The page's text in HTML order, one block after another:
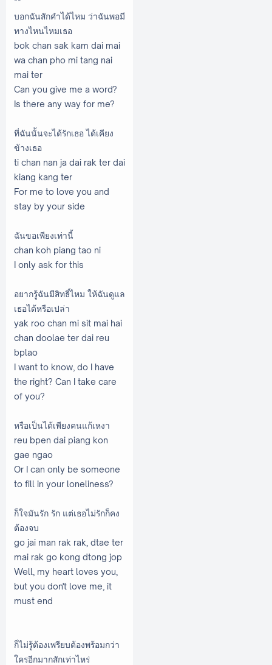
บอกฉันสักคำได้ไหม ว่าฉันพอมี
ทางไหนไหมเธอ
bok chan sak kam dai mai
wa chan pho mi tang nai
mai ter
Can you give me a word?
Is there any way for me?
ที่ฉันนั้นจะได้รักเธอ ได้เคียง
ข้างเธอ
ti chan nan ja dai rak ter dai
kiang kang ter
For me to love you and
stay by your side
ฉันขอเพียงเท่านี้
chan koh piang tao ni
I only ask for this
อยากรู้ฉันมีสิทธิ์ไหม ให้ฉันดูแล
เธอได้หรือเปล่า
yak roo chan mi sit mai hai
chan doolae ter dai reu
bplao
I want to know, do I have
the right? Can I take care
of you?
หรือเป็นได้เพียงคนแก้เหงา
reu bpen dai piang kon
gae ngao
Or I can only be someone
to fill in your loneliness?
ก็ใจมันรัก รัก แต่เธอไม่รักก็คง
ต้องจบ
go jai man rak rak, dtae ter
mai rak go kong dtong jop
Well, my heart loves you,
but you don't love me, it
must end
ก็ไม่รู้ต้องเพรียบต้องพร้อมกว่า
ใครอีกมากสักเท่าไหร่